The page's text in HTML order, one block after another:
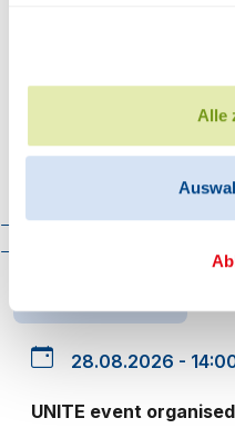
Alle
économiques
Organisation
Cadre
25.08.2026 -
Les Arsenaux, Rue de
28.08.2026 -
UNITE event